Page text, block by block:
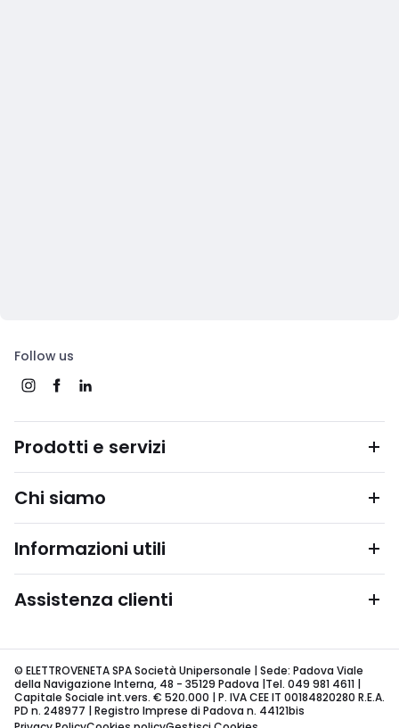
Follow us
Prodotti e servizi
Chi siamo
Informazioni utili
Assistenza clienti
© ELETTROVENETA SPA Società Unipersonale | Sede: Padova Viale
della Navigazione Interna, 48 - 35129 Padova |Tel. 049 981 4611 |
Capitale Sociale int.vers. € 520.000 | P. IVA CEE IT 00184820280 R.E.A.
PD n. 248977 | Registro Imprese di Padova n. 44121bis